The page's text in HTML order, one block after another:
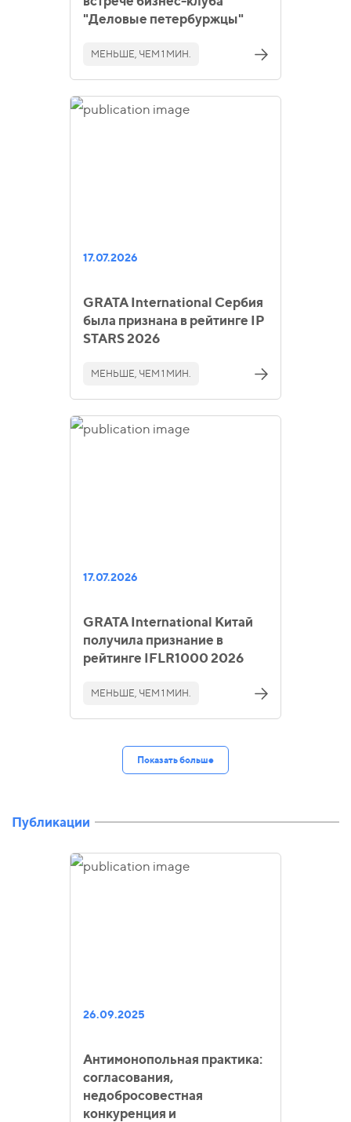
"Деловые петербуржцы"
МЕНЬШЕ, ЧЕМ 1 МИН.
17.07.2026
GRATA International Сербия
была признана в рейтинге IP
STARS 2026
МЕНЬШЕ, ЧЕМ 1 МИН.
17.07.2026
GRATA International Китай
получила признание в
рейтинге IFLR1000 2026
МЕНЬШЕ, ЧЕМ 1 МИН.
Показать больше
Публикации
26.09.2025
Антимонопольная практика:
согласования,
недобросовестная
конкуренция и